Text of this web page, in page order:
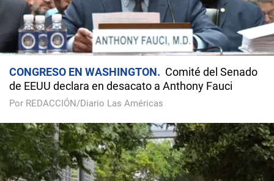
CONGRESO EN WASHINGTON
Comité del Senado
de EEUU declara en desacato a Anthony Fauci
Por REDACCIÓN/Diario Las Américas